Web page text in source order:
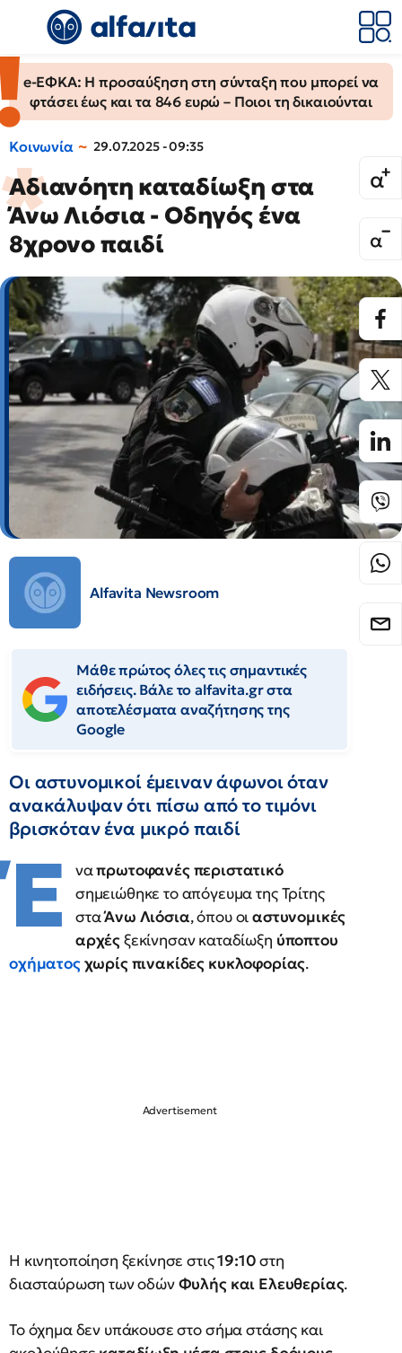
e-ΕΦΚΑ: Η προσαύξηση στη σύνταξη που μπορεί να
φτάσει έως και τα 846 ευρώ – Ποιοι τη δικαιούνται
Κοινωνία 29.07.2025 - 09:35
Αδιανόητη καταδίωξη στα
Άνω Λιόσια - Οδηγός ένα
8χρονο παιδί
Alfavita Newsroom
Μάθε πρώτος όλες τις σημαντικές
ειδήσεις. Βάλε το alfavita.gr στα
αποτελέσματα αναζήτησης της
Google
Οι αστυνομικοί έμειναν άφωνοι όταν
ανακάλυψαν ότι πίσω από το τιμόνι
βρισκόταν ένα μικρό παιδί
Έ ναπρωτοφανές περιστατικό
σημειώθηκε το απόγευμα της Τρίτης
σταΆνω Λιόσια, όπου οιαστυνομικές
αρχέςξεκίνησαν καταδίωξη ύποπτου
οχήματοςχωρίς πινακίδες κυκλοφορίας.
Η κινητοποίηση ξεκίνησε στις19:10στη
διασταύρωση των οδώνΦυλής και Ελευθερίας.
Το όχημα δεν υπάκουσε στο σήμα στάσης και